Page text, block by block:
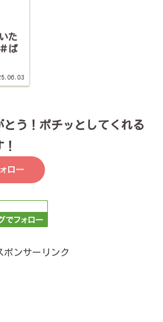
た
ぱ
とう！ポチッとしてくれる
ポンサーリンク